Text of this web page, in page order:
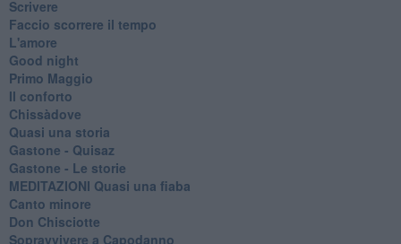
Scrivere
Faccio scorrere il tempo
L'amore
Good night
Primo Maggio
Il conforto
Chissàdove
Quasi una storia
Gastone - Quisaz
Gastone - Le storie
MEDITAZIONI Quasi una fiaba
Canto minore
Don Chisciotte
Sopravvivere a Capodanno